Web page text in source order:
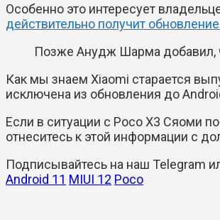
Особенно это интересует
действительно получит
Позже Анудж Шарма добавил,
Как мы знаем Xiaomi старается
исключена из обновления до
Если в ситуации с Poco X3 Сяоми
отнеситесь к этой информации с
Подписывайтесь на наш Telegram
Android 11 MIUI 12 Poco